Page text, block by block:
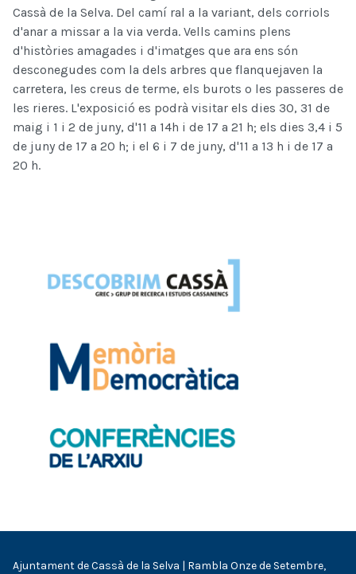
Cassà de la Selva. Del camí ral a la variant, dels corriols
d'anar a missar a la via verda. Vells camins plens
d'històries amagades i d'imatges que ara ens són
desconegudes com la dels arbres que flanquejaven la
carretera, les creus de terme, els burots o les passeres de
les rieres. L'exposició es podrà visitar els dies 30, 31 de
maig i 1 i 2 de juny, d'11 a 14h i de 17 a 21 h; els dies 3,4 i 5
de juny de 17 a 20 h; i el 6 i 7 de juny, d'11 a 13 h i de 17 a
20 h.
Ajuntament de Cassà de la Selva | Rambla Onze de Setembre,